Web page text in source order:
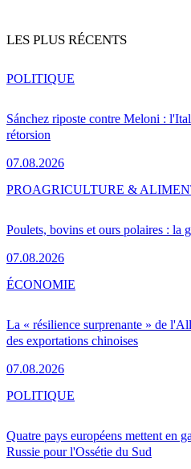
LES PLUS RÉCENTS
Sánchez riposte contre Meloni :
rétorsion
07.08.2026
POLITIQUE
Poulets, bovins et ours polaires : la
07.08.2026
PROAGRICULTURE &
La « résilience surprenante » de
des exportations chinoises
07.08.2026
ÉCONOMIE
Quatre pays européens mettent en
Russie pour l'Ossétie du Sud
POLITIQUE